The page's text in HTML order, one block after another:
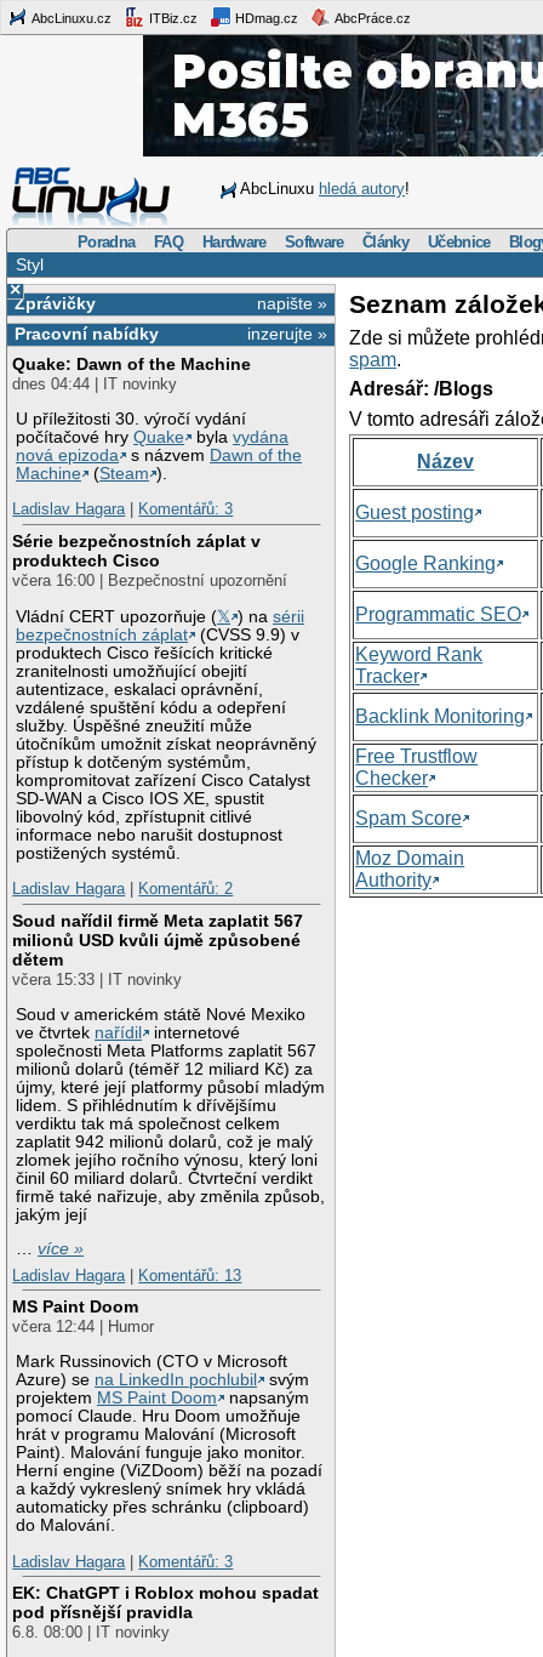
AbcLinuxu.cz ITBiz.cz HDmag.cz AbcPráce.cz
AbcLinuxu hledá autory!
Poradna FAQ Hardware Software Články Učebnice
Styl
×
napište »
Zprávičky
inzerujte »
Pracovní nabídky
Quake: Dawn of the Machine
dnes 04:44 | IT novinky
U příležitosti 30. výročí vydání
počítačové hryQuake bylavydána
nová epizoda
s názvem Dawn of the
Machine
(Steam ).
Ladislav Hagara| Komentářů: 3
Série bezpečnostních záplat v
produktech Cisco
včera 16:00 | Bezpečnostní upozornění
Vládní CERT upozorňuje (𝕏 ) nasérii
bezpečnostních záplat
(CVSS 9.9) v
produktech Cisco řešících kritické
zranitelnosti umožňující obejití
autentizace, eskalaci oprávnění,
vzdálené spuštění kódu a odepření
služby. Úspěšné zneužití může
útočníkům umožnit získat neoprávněný
přístup k dotčeným systémům,
kompromitovat zařízení Cisco Catalyst
SD-WAN a Cisco IOS XE, spustit
libovolný kód, zpřístupnit citlivé
informace nebo narušit dostupnost
postižených systémů.
Ladislav Hagara| Komentářů: 2
Soud nařídil firmě Meta zaplatit 567
milionů USD kvůli újmě způsobené
dětem
včera 15:33 | IT novinky
Soud v americkém státě Nové Mexiko
ve čtvrtek nařídil
internetové
společnosti Meta Platforms zaplatit 567
milionů dolarů (téměř 12 miliard Kč) za
újmy, které její platformy působí mladým
lidem. S přihlédnutím k dřívějšímu
verdiktu tak má společnost celkem
zaplatit 942 milionů dolarů, což je malý
zlomek jejího ročního výnosu, který loni
činil 60 miliard dolarů. Čtvrteční verdikt
firmě také nařizuje, aby změnila způsob,
jakým její
…více »
Ladislav Hagara
Komentářů: 13
MS Paint Doom
včera 12:44 | Humor
Mark Russinovich (CTO v Microsoft
Azure) se na LinkedIn pochlubil
svým
projektem MS Paint Doom
napsaným
pomocí Claude. Hru Doom umožňuje
hrát v programu Malování (Microsoft
Paint). Malování funguje jako monitor.
Herní engine (ViZDoom) běží na pozadí
a každý vykreslený snímek hry vkládá
automaticky přes schránku (clipboard)
do Malování.
Ladislav Hagara
Komentářů: 3
EK: ChatGPT i Roblox mohou spadat
pod přísnější pravidla
6.8. 08:00 | IT novinky
Seznam
Zde si můžete
spam.
Adresář: /Blogs
V tomto adresáři
Název
Guest posting
Google Ranking
Programmatic SEO
Keyword Rank
Tracker
Backlink Monitoring
Free Trustflow
Checker
Spam Score
Moz Domain
Authority